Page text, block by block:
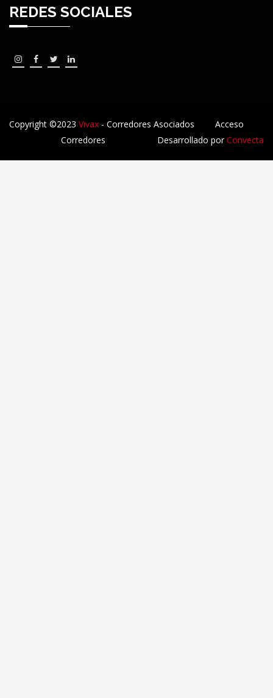
REDES SOCIALES
Copyright ©2023 Vivax - Corredores Asociados
Acceso
Corredores
Desarrollado porConvecta